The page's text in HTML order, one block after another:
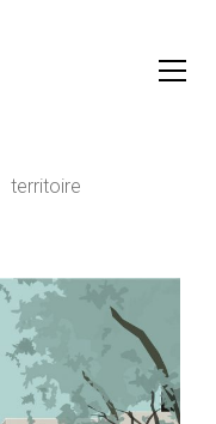
territoire